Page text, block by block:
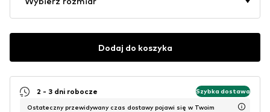
Dodaj do koszyka
2 - 3 dni robocze Szybka dostawa
Ostateczny przewidywany czas dostawy pojawi się w Twoim